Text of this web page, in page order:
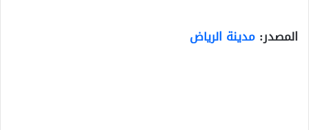
المصدر: مدينة الرياض